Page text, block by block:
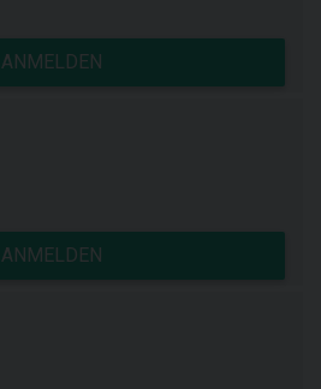
ANMELDEN
ANMELDEN